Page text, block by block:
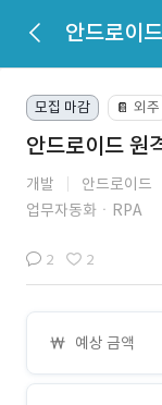
모집 마감 📔 외주
안드로이드 원
개발 안드로이드
업무자동화ㆍRPA
2 2
예상 금액